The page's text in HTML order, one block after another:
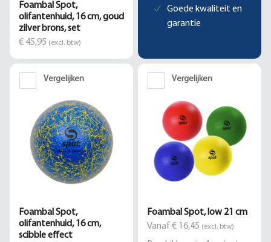
Foambal Spot,
olifantenhuid, 16 cm, goud
zilver brons, set
€ 45,95 (excl. btw)
Goede kwaliteit en
garantie
Vergelijken
Foambal Spot,
olifantenhuid, 16 cm,
scibble effect
Vergelijken
Foambal Spot, low 21 cm
Vanaf € 16,45 (excl. btw)